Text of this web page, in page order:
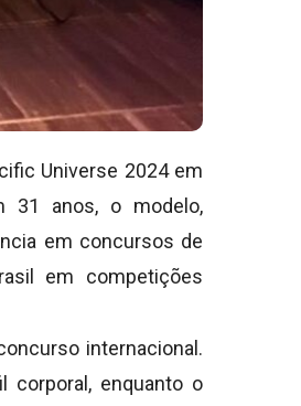
Universe 2024 em
31 anos, o modelo,
em concursos de
em competições
internacional.
corporal, enquanto o